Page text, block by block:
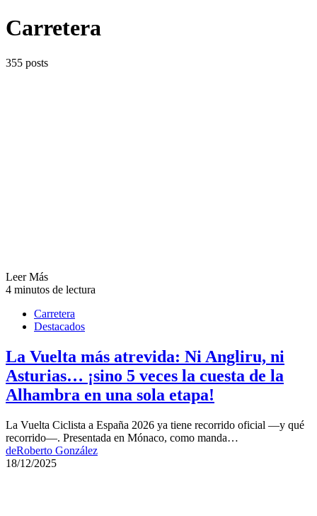
Carretera
355 posts
Leer Más
4 minutos de lectura
Carretera
Destacados
La Vuelta más atrevida: Ni Angliru, ni
Asturias… ¡sino 5 veces la cuesta de la
Alhambra en una sola etapa!
La Vuelta Ciclista a España 2026 ya tiene recorrido oficial —y qué
recorrido—. Presentada en Mónaco, como manda…
deRoberto González
18/12/2025